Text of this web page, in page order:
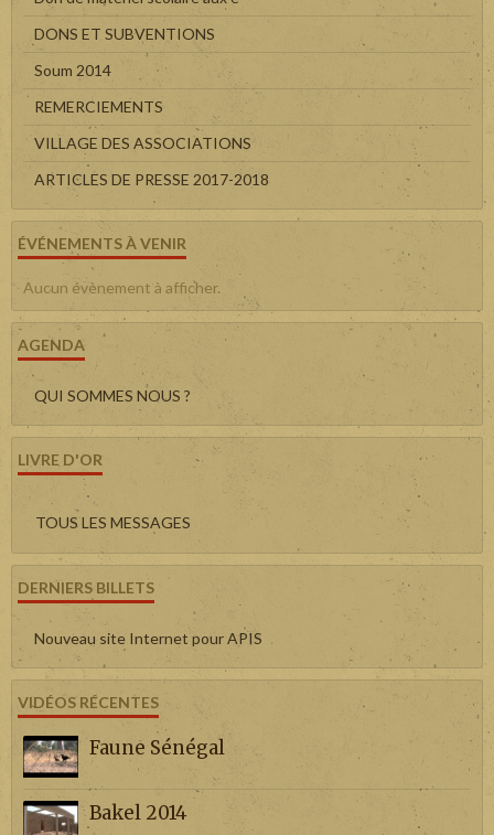
DONS ET SUBVENTIONS
Soum 2014
REMERCIEMENTS
VILLAGE DES ASSOCIATIONS
ARTICLES DE PRESSE 2017-2018
ÉVÉNEMENTS À VENIR
Aucun évènement à afficher.
AGENDA
QUI SOMMES NOUS ?
LIVRE D'OR
TOUS LES MESSAGES
DERNIERS BILLETS
Nouveau site Internet pour APIS
VIDÉOS RÉCENTES
Faune Sénégal
Bakel 2014